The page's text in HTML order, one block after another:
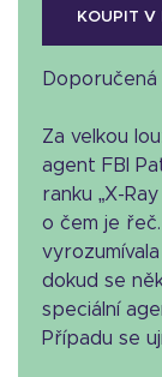
KOUPIT V
Doporučená
Za velkou
agent FBI
ranku „X-
o čem je
dokud se
speciální
Případu se